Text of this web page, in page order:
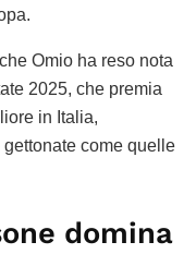
Omio ha reso nota
2025, che premia
in Italia,
come quelle
domina